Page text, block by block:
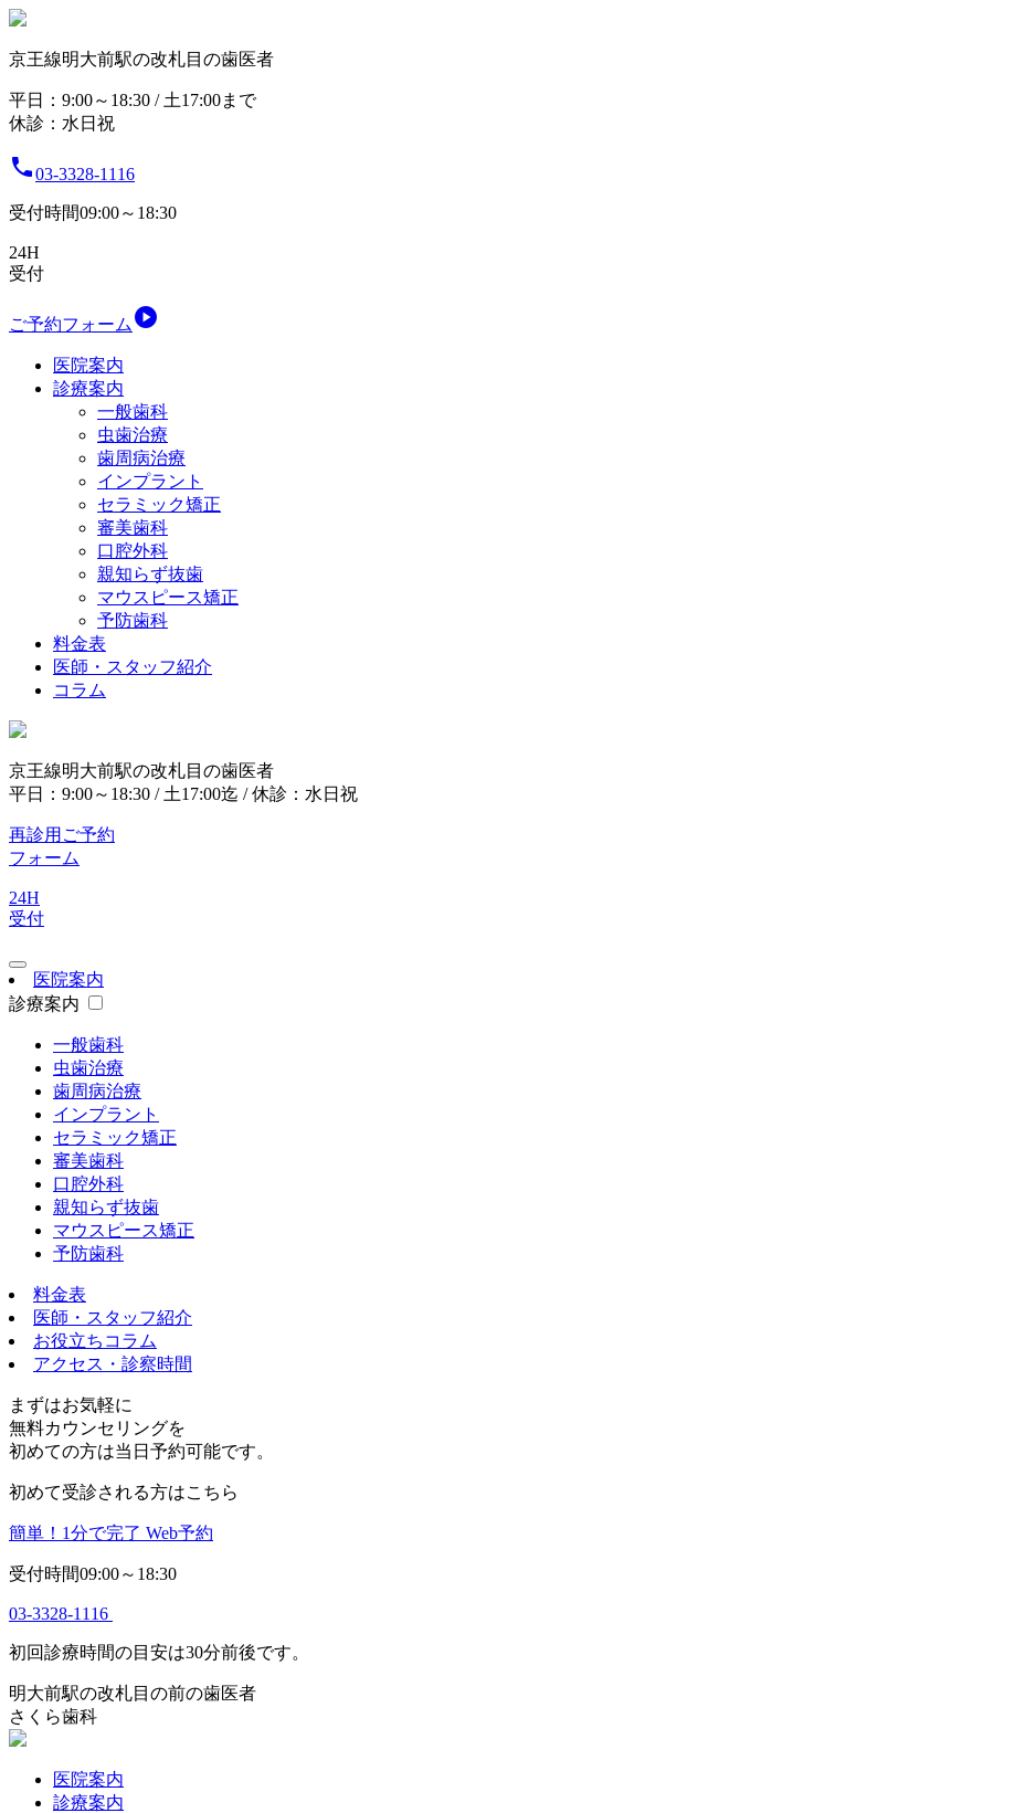
京王線明大前駅の改札目の歯医者
平日：9:00～18:30 / 土17:00まで
休診：水日祝
03-3328-1116
受付時間09:00～18:30
24H
受付
ご予約フォーム 
医院案内
診療案内
一般歯科
虫歯治療
歯周病治療
インプラント
セラミック矯正
審美歯科
口腔外科
親知らず抜歯
マウスピース矯正
予防歯科
料金表
医師・スタッフ紹介
コラム
京王線明大前駅の改札目の歯医者
平日：9:00～18:30 / 土17:00迄 / 休診：水日祝
再診用ご予約
フォーム
24H
受付
医院案内
診療案内
一般歯科
虫歯治療
歯周病治療
インプラント
セラミック矯正
審美歯科
口腔外科
親知らず抜歯
マウスピース矯正
予防歯科
料金表
医師・スタッフ紹介
お役立ちコラム
アクセス・診察時間
まずはお気軽に
無料カウンセリングを
初めての方は当日予約可能です。
初めて受診される方はこちら
簡単！1分で完了 Web予約
受付時間09:00～18:30
03-3328-1116
初回診療時間の目安は30分前後です。
明大前駅の改札目の前の歯医者
さくら歯科
医院案内
診療案内